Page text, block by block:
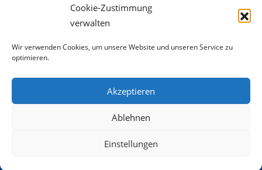
Cookie-Zustimmung
verwalten
Wir verwenden Cookies, um unsere Website und unseren Service zu
optimieren.
Akzeptieren
Ablehnen
Einstellungen